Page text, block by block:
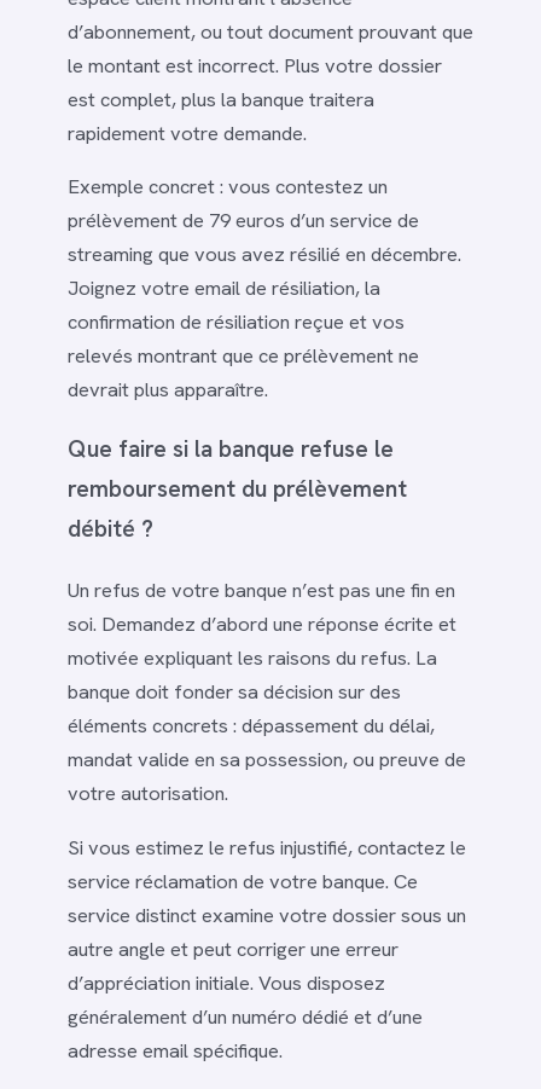
d’abonnement, ou tout document prouvant que
le montant est incorrect. Plus votre dossier
est complet, plus la banque traitera
rapidement votre demande.
Exemple concret : vous contestez un
prélèvement de 79 euros d’un service de
streaming que vous avez résilié en décembre.
Joignez votre email de résiliation, la
confirmation de résiliation reçue et vos
relevés montrant que ce prélèvement ne
devrait plus apparaître.
Que faire si la banque refuse le
remboursement du prélèvement
débité ?
Un refus de votre banque n’est pas une fin en
soi. Demandez d’abord une réponse écrite et
motivée expliquant les raisons du refus. La
banque doit fonder sa décision sur des
éléments concrets : dépassement du délai,
mandat valide en sa possession, ou preuve de
votre autorisation.
Si vous estimez le refus injustifié, contactez le
service réclamation de votre banque. Ce
service distinct examine votre dossier sous un
autre angle et peut corriger une erreur
d’appréciation initiale. Vous disposez
généralement d’un numéro dédié et d’une
adresse email spécifique.